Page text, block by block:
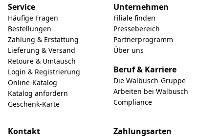
Service
Häufige Fragen
Bestellungen
Zahlung & Erstattung
Lieferung & Versand
Retoure & Umtausch
Login & Registrierung
Online-Katalog
Katalog anfordern
Geschenk-Karte
Unternehmen
Filiale finden
Pressebereich
Partnerprogramm
Über uns
Beruf & Karriere
Die Walbusch-Gruppe
Arbeiten bei Walbusch
Compliance
Kontakt Zahlungsarten